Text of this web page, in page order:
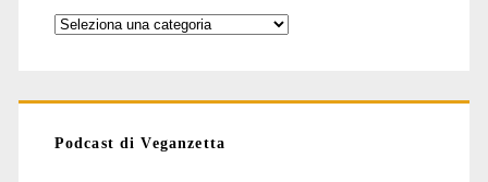
Categorie
Podcast di Veganzetta